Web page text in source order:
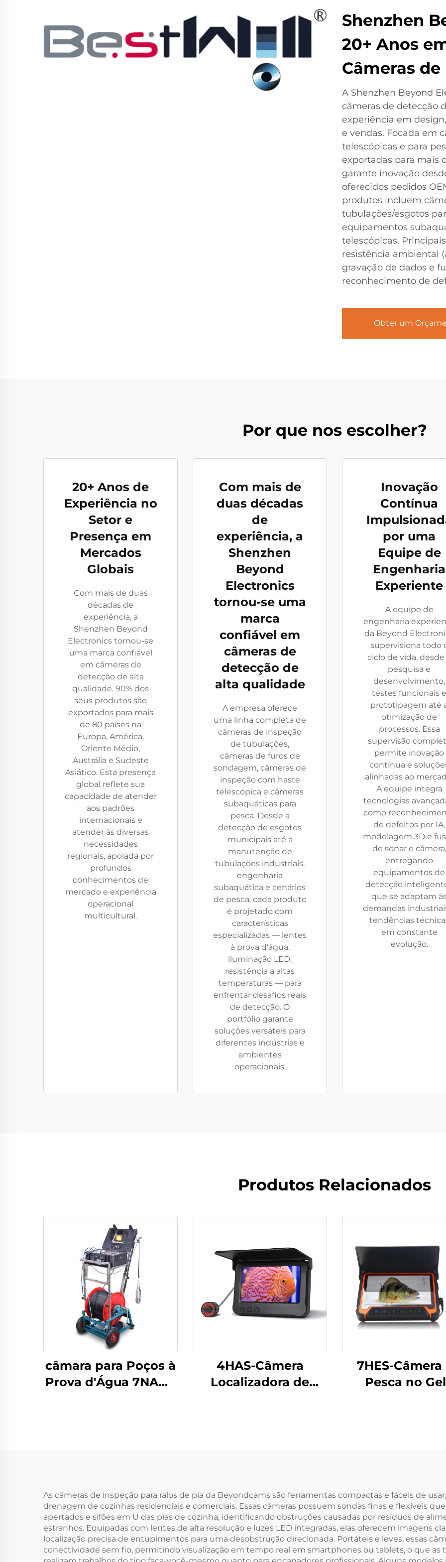
Shenzhen
20+ Anos
Câmeras
A Shenzhen Beyond
câmeras de detecção
experiência em
e vendas. Focada em
telescópicas e para
exportadas para mais
garante inovação
oferecidos pedidos
produtos incluem
tubulações/esgotos
equipamentos
telescópicas.
resistência ambiental
gravação de dados e
reconhecimento de
Obter um
Por que nos escolher?
20+ Anos de
Experiência no
Setor e
Presença em
Mercados
Globais
Com mais de duas
décadas de
experiência, a
Shenzhen Beyond
Electronics tornou-se
uma marca confiável
em câmeras de
detecção de alta
qualidade. 90% dos
seus produtos são
exportados para mais
de 80 países na
Europa, América,
Oriente Médio,
Austrália e Sudeste
Asiático. Esta presença
global reflete sua
capacidade de atender
aos padrões
internacionais e
atender às diversas
necessidades
regionais, apoiada por
profundos
conhecimentos de
mercado e experiência
operacional
multicultural.
Com mais de
duas décadas
de
experiência, a
Shenzhen
Beyond
Electronics
tornou-se uma
marca
confiável em
câmeras de
detecção de
alta qualidade
A empresa oferece
uma linha completa de
câmeras de inspeção
de tubulações,
câmeras de furos de
sondagem, câmeras de
inspeção com haste
telescópica e câmeras
subaquáticas para
pesca. Desde a
detecção de esgotos
municipais até a
manutenção de
tubulações industriais,
engenharia
subaquática e cenários
de pesca, cada produto
é projetado com
características
especializadas — lentes
à prova d'água,
iluminação LED,
resistência a altas
temperaturas — para
enfrentar desafios reais
de detecção. O
portfólio garante
soluções versáteis para
diferentes indústrias e
ambientes
operacionais.
Inovação
Contínua
por uma
Equipe de
Engenharia
Experiente
A equipe de
engenharia
da Beyond
supervisiona todo
ciclo de vida, desde
pesquisa e
desenvolvimento,
testes funcionais e
prototipagem até
otimização de
processos. Essa
supervisão
permite inovação
contínua e
alinhadas ao
A equipe integra
tecnologias
como
de defeitos por IA,
modelagem 3D e
de sonar e câmera,
entregando
equipamentos de
detecção
que se adaptam
demandas
tendências
em constante
evolução.
Produtos Relacionados
câmara para Poços à
Prova d'Água 7NAW-
4HAS-Câmera
Localizadora de
7HES-Câmera
Pesca no
As câmeras de inspeção para ralos de pia da Beyondcams são ferramentas compactas e fáceis de
drenagem de cozinhas residenciais e comerciais. Essas câmeras possuem sondas finas e flexíveis
apertados e sifões em U das pias de cozinha, identificando obstruções causadas por resíduos de
estranhos. Equipadas com lentes de alta resolução e luzes LED integradas, elas oferecem imagens
localização precisa de entupimentos para uma desobstrução direcionada. Portáteis e leves, essas
conectividade sem fio, permitindo visualização em tempo real em smartphones ou tablets, o que as